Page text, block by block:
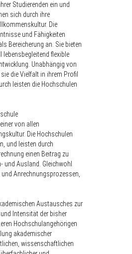
Studierenden ein und
sich durch ihre
Die
und Fähigkeiten
Bereicherung an. Sie bieten
flexible
Unabhängig von
die Vielfalt in ihrem Profil
leisten die Hochschulen
von allen
Die Hochschulen
und leisten durch
einen Beitrag zu
und Ausland. Gleichwohl
Anrechnungsprozessen,
Austausches zur
Intensität der bisher
Hochschulangehörigen
akademischer
wissenschaftlichen